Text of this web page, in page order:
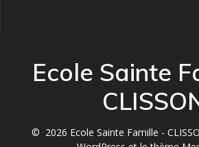
Ecole Sainte
© 2026 Ecole Sainte Famille -